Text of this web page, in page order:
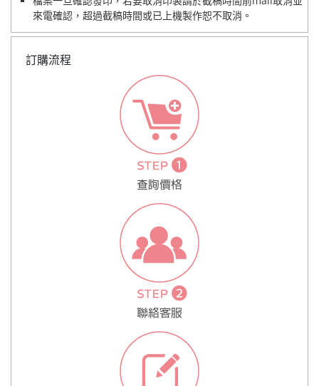
來電確認，超過截稿時間或已上機製作恕不取消。
訂購流程